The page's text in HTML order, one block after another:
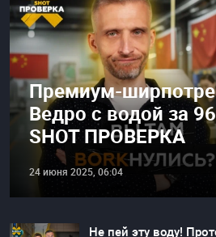
Премиум-
Ведро с водой за
SHOT ПРОВЕРКА
24 июня 2025, 06:04
Не пей эту воду!